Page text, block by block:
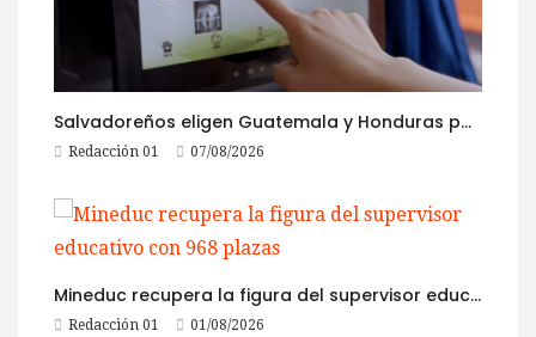
Salvadoreños eligen Guatemala y Honduras para viajar durante las Fiestas Agostinas
Redacción 01 07/08/2026
Mineduc recupera la figura del supervisor educativo con 968 plazas
Redacción 01 01/08/2026